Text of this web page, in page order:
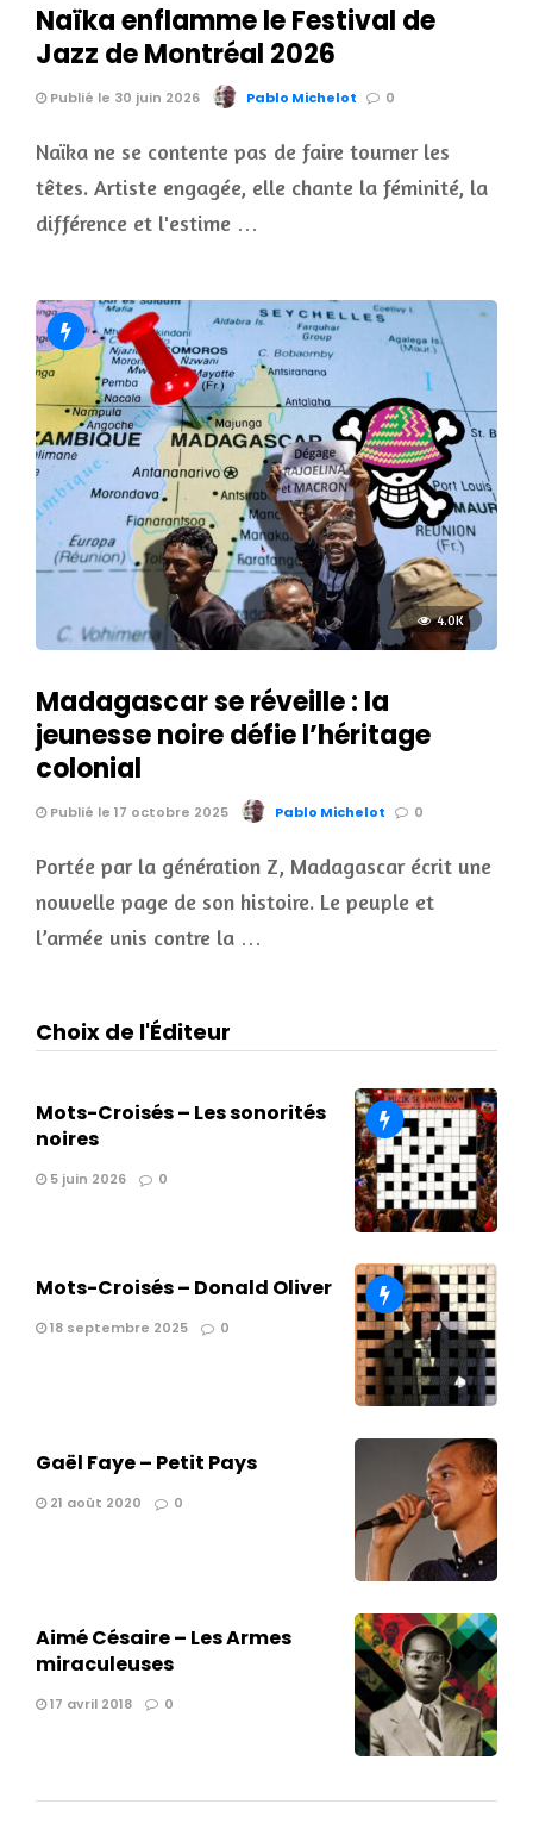
Naïka enflamme le Festival de
Jazz de Montréal 2026
Publié le 30 juin 2026 Pablo Michelot 0
Naïka ne se contente pas de faire tourner les
têtes. Artiste engagée, elle chante la féminité, la
différence et l'estime …
4.0K
Madagascar se réveille : la
jeunesse noire défie l’héritage
colonial
Publié le 17 octobre 2025 Pablo Michelot 0
Portée par la génération Z, Madagascar écrit une
nouvelle page de son histoire. Le peuple et
l’armée unis contre la …
Choix de l'Éditeur
Mots-Croisés – Les sonorités
noires
5 juin 2026 0
Mots-Croisés – Donald Oliver
18 septembre 2025 0
Gaël Faye – Petit Pays
21 août 2020 0
Aimé Césaire – Les Armes
miraculeuses
17 avril 2018 0